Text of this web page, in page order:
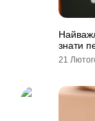
знати
21